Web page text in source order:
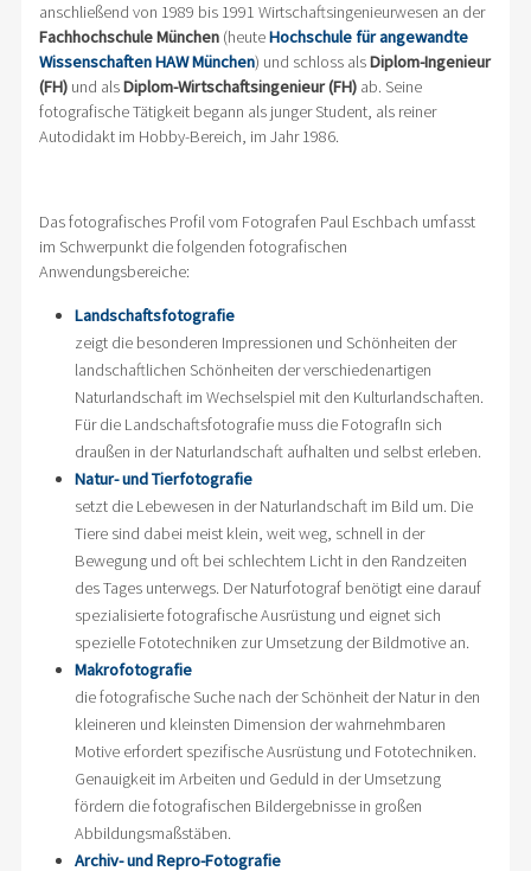
anschließend von 1989 bis 1991 Wirtschaftsingenieurwesen an der
Fachhochschule München(heuteHochschule für angewandte
Wissenschaften HAW München) und schloss alsDiplom-Ingenieur
(FH)und alsDiplom-Wirtschaftsingenieur (FH)ab. Seine
fotografische Tätigkeit begann als junger Student, als reiner
Autodidakt im Hobby-Bereich, im Jahr 1986.
Das fotografisches Profil vom Fotografen Paul Eschbach umfasst
im Schwerpunkt die folgenden fotografischen
Anwendungsbereiche:
Landschaftsfotografie
zeigt die besonderen Impressionen und Schönheiten der
landschaftlichen Schönheiten der verschiedenartigen
Naturlandschaft im Wechselspiel mit den Kulturlandschaften.
Für die Landschaftsfotografie muss die FotografIn sich
draußen in der Naturlandschaft aufhalten und selbst erleben.
Natur- und Tierfotografie
setzt die Lebewesen in der Naturlandschaft im Bild um. Die
Tiere sind dabei meist klein, weit weg, schnell in der
Bewegung und oft bei schlechtem Licht in den Randzeiten
des Tages unterwegs. Der Naturfotograf benötigt eine darauf
spezialisierte fotografische Ausrüstung und eignet sich
spezielle Fototechniken zur Umsetzung der Bildmotive an.
Makrofotografie
die fotografische Suche nach der Schönheit der Natur in den
kleineren und kleinsten Dimension der wahrnehmbaren
Motive erfordert spezifische Ausrüstung und Fototechniken.
Genauigkeit im Arbeiten und Geduld in der Umsetzung
fördern die fotografischen Bildergebnisse in großen
Abbildungsmaßstäben.
Archiv- und Repro-Fotografie